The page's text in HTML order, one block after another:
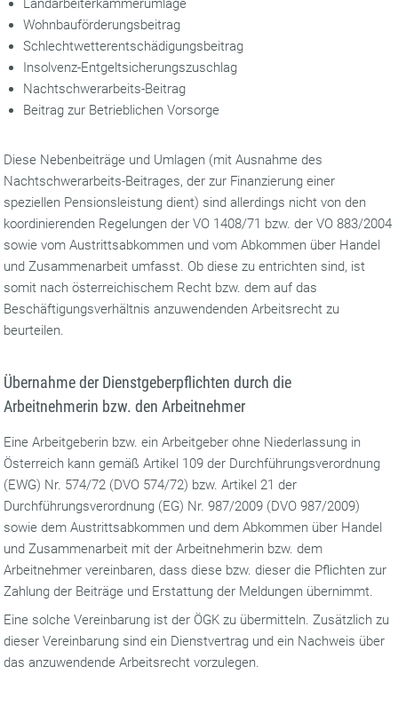
Landarbeiterkammerumlage
Wohnbauförderungsbeitrag
Schlechtwetterentschädigungsbeitrag
Insolvenz-Entgeltsicherungszuschlag
Nachtschwerarbeits-Beitrag
Beitrag zur Betrieblichen Vorsorge
Diese Nebenbeiträge und Umlagen (mit Ausnahme des
Nachtschwerarbeits-Beitrages, der zur Finanzierung einer
speziellen Pensionsleistung dient) sind allerdings nicht von den
koordinierenden Regelungen der VO 1408/71 bzw. der VO 883/2004
sowie vom Austrittsabkommen und vom Abkommen über Handel
und Zusammenarbeit umfasst. Ob diese zu entrichten sind, ist
somit nach österreichischem Recht bzw. dem auf das
Beschäftigungsverhältnis anzuwendenden Arbeitsrecht zu
beurteilen.
Übernahme der Dienstgeberpflichten durch die
Arbeitnehmerin bzw. den Arbeitnehmer
Eine Arbeitgeberin bzw. ein Arbeitgeber ohne Niederlassung in
Österreich kann gemäß Artikel 109 der Durchführungsverordnung
(EWG) Nr. 574/72 (DVO 574/72) bzw. Artikel 21 der
Durchführungsverordnung (EG) Nr. 987/2009 (DVO 987/2009)
sowie dem Austrittsabkommen und dem Abkommen über Handel
und Zusammenarbeit mit der Arbeitnehmerin bzw. dem
Arbeitnehmer vereinbaren, dass diese bzw. dieser die Pflichten zur
Zahlung der Beiträge und Erstattung der Meldungen übernimmt.
Eine solche Vereinbarung ist der ÖGK zu übermitteln. Zusätzlich zu
dieser Vereinbarung sind ein Dienstvertrag und ein Nachweis über
das anzuwendende Arbeitsrecht vorzulegen.